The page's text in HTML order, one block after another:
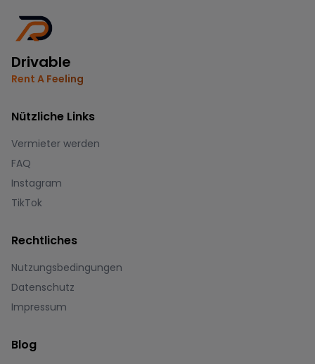
Drivable
Rent A Feeling
Nützliche Links
Vermieter werden
FAQ
Instagram
TikTok
Rechtliches
Nutzungsbedingungen
Datenschutz
Impressum
Blog